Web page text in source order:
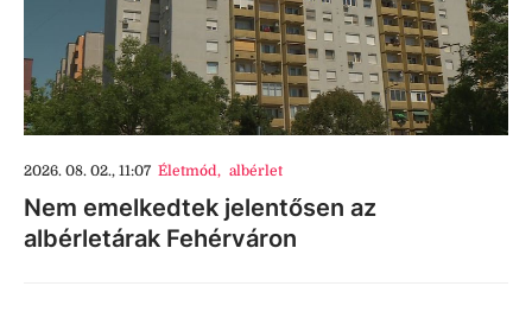
2026. 08. 02., 11:07 Életmód, albérlet
Nem emelkedtek jelentősen az
albérletárak Fehérváron